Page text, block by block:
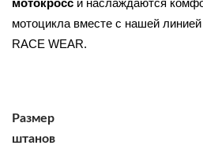
мотокросс и наслаждаются
мотоцикла вместе с нашей
RACE WEAR.
Размер
штанов